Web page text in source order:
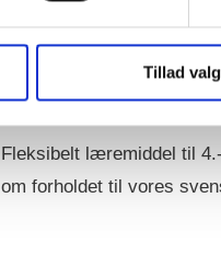
Tillad
Svenskerne –
nabovenner
arvefjender?
Fleksibelt læremiddel til
om forholdet til vores